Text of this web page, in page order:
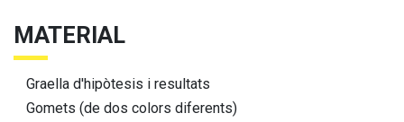
MATERIAL
Graella d'hipòtesis i resultats
Gomets (de dos colors diferents)